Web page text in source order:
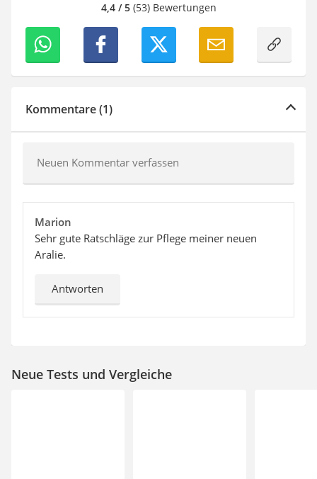
4,4 / 5(53) Bewertungen
Kommentare (1)
Neuen Kommentar verfassen
Marion
Sehr gute Ratschläge zur Pflege meiner neuen
Aralie.
Antworten
Neue Tests und Vergleiche